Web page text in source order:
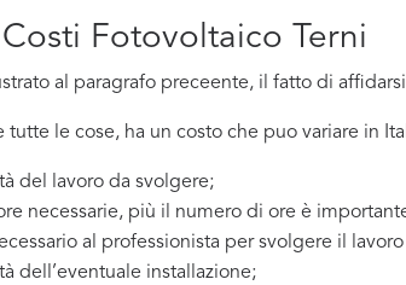
Fotovoltaico Terni
al paragrafo preceente, il fatto di
tutte le cose, ha un costo che puo variare in
del lavoro da svolgere;
necessarie, più il numero di ore è
al professionista per svolgere il
dell’eventuale installazione;